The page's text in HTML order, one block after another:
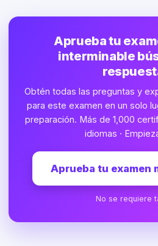
Aprueba tu
interminable
Obtén todas las preguntas y
para este examen en un solo
preparación. Más de 1,000
idiomas ·
Aprueba tu examen
No se requiere